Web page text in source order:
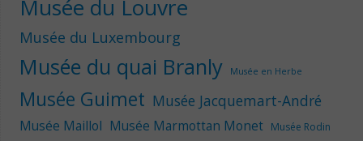
Musée du Louvre
Musée du Luxembourg
Musée du quai Branly Musée en Herbe
Musée Guimet Musée Jacquemart-André
Musée Maillol Musée Marmottan Monet Musée Rodin